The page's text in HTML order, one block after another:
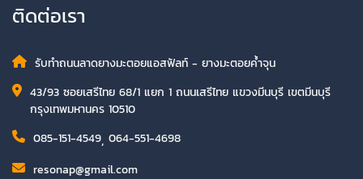
ติดต่อเรา
รับทำถนนลาดยางมะตอยแอสฟัลท์ - ยางมะตอยค้ำจุน
43/93 ซอยเสรีไทย 68/1 แยก 1 ถนนเสรีไทย แขวงมีนบุรี เขตมีนบุรี
กรุงเทพมหานคร 10510
085-151-4549, 064-551-4698
resonap@gmail.com​